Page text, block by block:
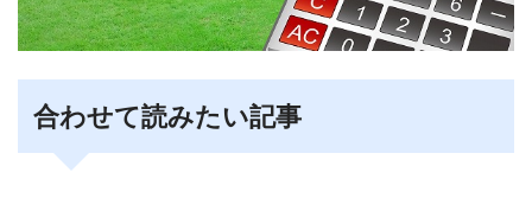
合わせて読みたい記事